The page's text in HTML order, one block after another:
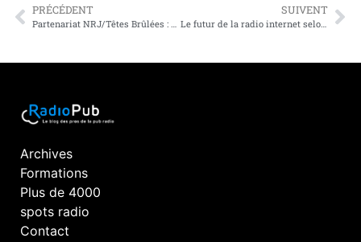
PRÉCÉDENT
Partenariat NRJ/Têtes Brûlées : exemple d’une opé réussie
SUIVENT
Le futur de la radio internet selon les éditeurs US
Archives
Formations
Plus de 4000
spots radio
Contact